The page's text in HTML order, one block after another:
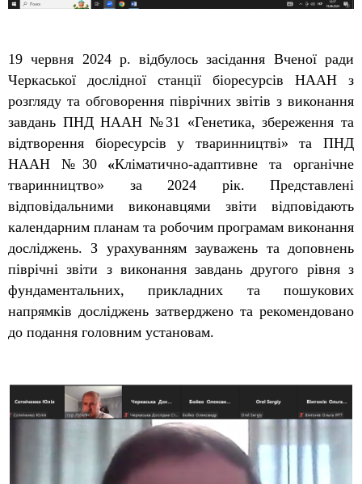
19 червня 2024 р. відбулось засідання Вченої ради
Черкаської дослідної станції біоресурсів НААН з
розгляду та обговорення піврічних звітів з виконання
завдань ПНД НААН №31 «Генетика, збереження та
відтворення біоресурсів у тваринництві» та ПНД
НААН №30 «Кліматично-адаптивне та органічне
тваринництво» за 2024 рік. Представлені
відповідальними виконавцями звіти відповідають
календарним планам та робочим програмам виконання
досліджень.З урахуванням зауважень та доповнень
піврічні звіти з виконання завдань другого рівня з
фундаментальних, прикладних та пошукових
напрямків досліджень затверджено та рекомендовано
до подання головним установам.